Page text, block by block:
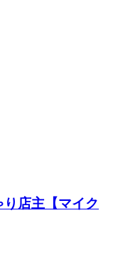
店主【マイク